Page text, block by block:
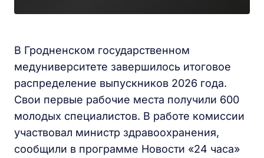
В Гродненском государственном
медуниверситете завершилось итоговое
распределение выпускников 2026 года.
Свои первые рабочие места получили 600
молодых специалистов. В работе комиссии
участвовал министр здравоохранения,
сообщили в программе Новости «24 часа»